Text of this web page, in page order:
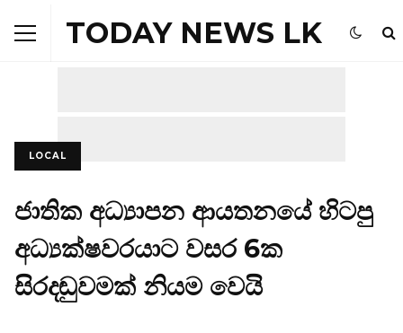
TODAY NEWS LK
LOCAL
ජාතික අධ්‍යාපන ආයතනයේ හිටපු
අධ්‍යක්ෂවරයාට වසර 6ක
සිරදඬුවමක් නියම වෙයි